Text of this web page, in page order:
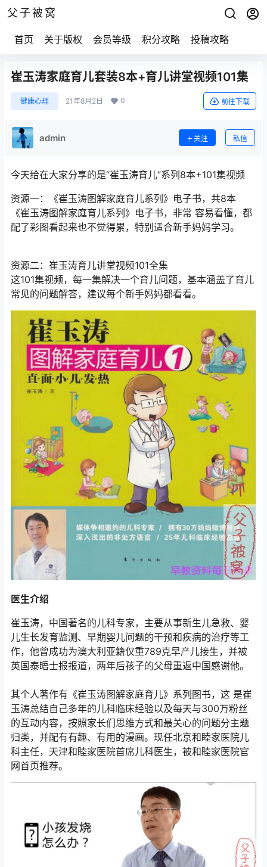
父子被窝
首页 关于版权 会员等级 积分攻略 投稿攻略
崔玉涛家庭育儿套装8本+育儿讲堂视频101集
健康心理 21年8月2日 0 前往下载
admin 关注 私信
今天给在大家分享的是“崔玉涛育儿”系列8本+101集视频
资源一：《崔玉涛图解家庭育儿系列》电子书，共8本
《崔玉涛图解家庭育儿系列》电子书，非常 容易看懂，都
配了彩图看起来也不觉得累，特别适合新手妈妈学习。
资源二：崔玉涛育儿讲堂视频101全集
这101集视频，每一集解决一个育儿问题，基本涵盖了育儿
常见的问题解答，建议每个新手妈妈都看看。
医生介绍
崔玉涛，中国著名的儿科专家，主要从事新生儿急救、婴
儿生长发育监测、早期婴儿问题的干预和疾病的治疗等工
作，他曾成功为澳大利亚籍仅重789克早产儿接生，并被
英国泰晤士报报道，两年后孩子的父母重返中国感谢他。
其个人著作有《崔玉涛图解家庭育儿》系列图书，这 是崔
玉涛总结自己多年的儿科临床经验以及每天与300万粉丝
的互动内容，按照家长们思维方式和最关心的问题分主题
归类，并配有有趣、有用的漫画。现任北京和睦家医院儿
科主任，天津和睦家医院首席儿科医生，被和睦家医院官
网首页推荐。